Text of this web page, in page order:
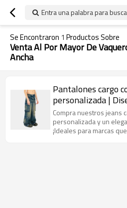
Entra una palabra para
Se Encontraron 1 Productos Sobre
Venta Al Por Mayor De
Ancha
Pantalones cargo
personalizada |
Compra nuestros jeans
personalizada y un
¡Ideales para marcas